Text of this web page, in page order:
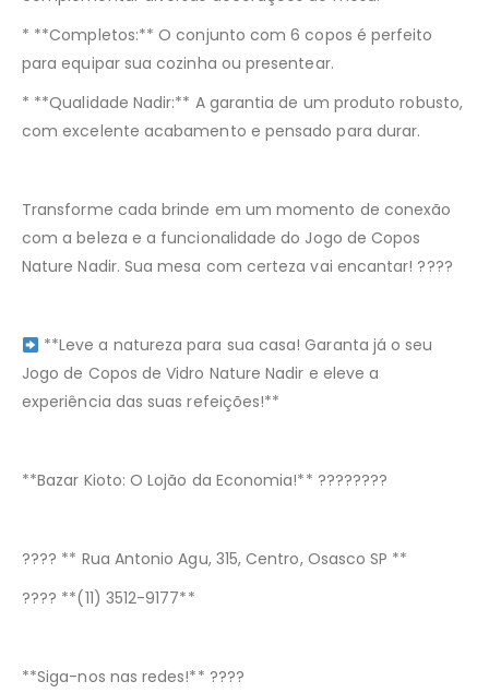
* **Completos:** O conjunto com 6 copos é perfeito
para equipar sua cozinha ou presentear.
* **Qualidade Nadir:** A garantia de um produto robusto,
com excelente acabamento e pensado para durar.
Transforme cada brinde em um momento de conexão
com a beleza e a funcionalidade do Jogo de Copos
Nature Nadir. Sua mesa com certeza vai encantar! ????
**Leve a natureza para sua casa! Garanta já o seu
Jogo de Copos de Vidro Nature Nadir e eleve a
experiência das suas refeições!**
**Bazar Kioto: OLojão da Economia!** ????️????
???? ** Rua Antonio Agu, 315, Centro, Osasco SP **
???? **(11) 3512-9177**
**Siga-nos nas redes!** ????